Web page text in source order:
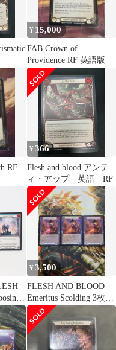
¥ 15,000
FAB Crown of
Providence RF 英語版
RF
¥366
Flesh and blood アンテ
ィ・アップ 英語 RF
トレ
¥3,500
FLESH AND BLOOD
Emeritus Scolding 3枚
FAB